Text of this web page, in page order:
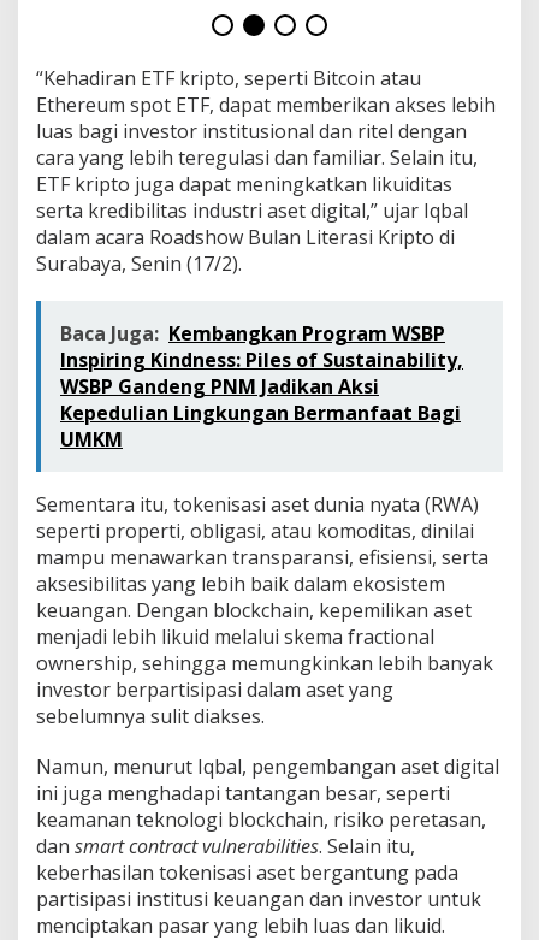
“Kehadiran ETF kripto, seperti Bitcoin atau
Ethereum spot ETF, dapat memberikan akses lebih
luas bagi investor institusional dan ritel dengan
cara yang lebih teregulasi dan familiar. Selain itu,
ETF kripto juga dapat meningkatkan likuiditas
serta kredibilitas industri aset digital,” ujar Iqbal
dalam acara Roadshow Bulan Literasi Kripto di
Surabaya, Senin (17/2).
Baca Juga: Kembangkan Program WSBP
Inspiring Kindness: Piles of Sustainability,
WSBP Gandeng PNM Jadikan Aksi
Kepedulian Lingkungan Bermanfaat Bagi
UMKM
Sementara itu, tokenisasi aset dunia nyata (RWA)
seperti properti, obligasi, atau komoditas, dinilai
mampu menawarkan transparansi, efisiensi, serta
aksesibilitas yang lebih baik dalam ekosistem
keuangan. Dengan blockchain, kepemilikan aset
menjadi lebih likuid melalui skema fractional
ownership, sehingga memungkinkan lebih banyak
investor berpartisipasi dalam aset yang
sebelumnya sulit diakses.
Namun, menurut Iqbal, pengembangan aset digital
ini juga menghadapi tantangan besar, seperti
keamanan teknologi blockchain, risiko peretasan,
dan smart contract vulnerabilities. Selain itu,
keberhasilan tokenisasi aset bergantung pada
partisipasi institusi keuangan dan investor untuk
menciptakan pasar yang lebih luas dan likuid.